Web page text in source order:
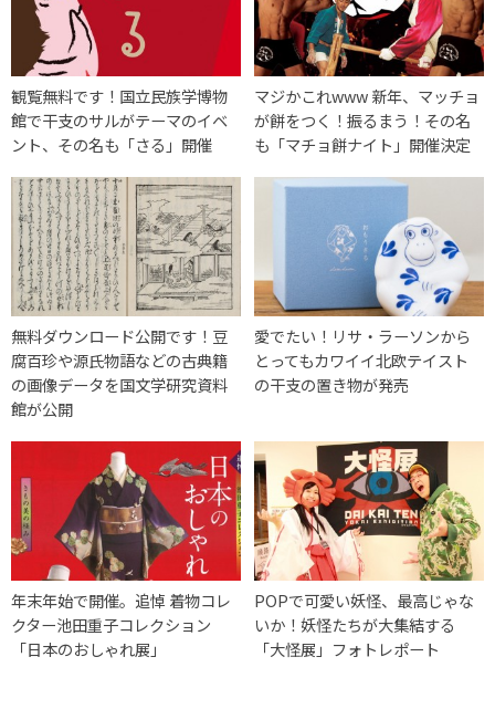
観覧無料です！国立民族学博物
館で干支のサルがテーマのイベ
ント、その名も「さる」開催
マジかこれwww 新年、マッチョ
が餅をつく！振るまう！その名
も「マチョ餅ナイト」開催決定
無料ダウンロード公開です！豆
腐百珍や源氏物語などの古典籍
の画像データを国文学研究資料
館が公開
愛でたい！リサ・ラーソンから
とってもカワイイ北欧テイスト
の干支の置き物が発売
年末年始で開催。追悼 着物コレ
クター池田重子コレクション
「日本のおしゃれ展」
POPで可愛い妖怪、最高じゃな
いか！妖怪たちが大集結する
「大怪展」フォトレポート